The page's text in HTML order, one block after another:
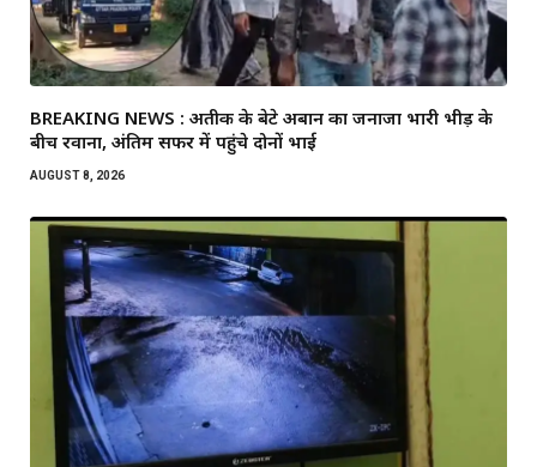
BREAKING NEWS : अतीक के बेटे अबान का जनाजा भारी भीड़ के
बीच रवाना, अंतिम सफर में पहुंचे दोनों भाई
AUGUST 8, 2026